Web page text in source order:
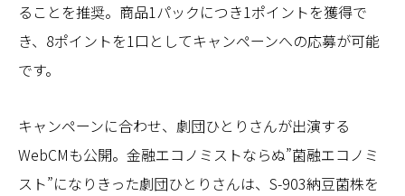
ることを推奨。商品1パックにつき1ポイントを獲得で
き、8ポイントを1口としてキャンペーンへの応募が可能
です。
キャンペーンに合わせ、劇団ひとりさんが出演する
WebCMも公開。金融エコノミストならぬ”菌融エコノミ
スト”になりきった劇団ひとりさんは、S-903納豆菌株を